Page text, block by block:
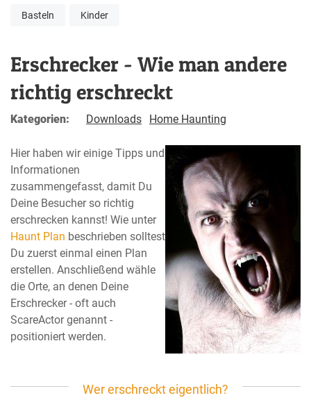
Basteln Kinder
Erschrecker - Wie man andere
richtig erschreckt
Kategorien: Downloads Home Haunting
Hier haben wir einige Tipps und
Informationen
zusammengefasst, damit Du
Deine Besucher so richtig
erschrecken kannst! Wie unter
Haunt Plan beschrieben solltest
Du zuerst einmal einen Plan
erstellen. Anschließend wähle
die Orte, an denen Deine
Erschrecker - oft auch
ScareActor genannt -
positioniert werden.
Wer erschreckt eigentlich?